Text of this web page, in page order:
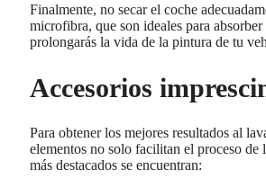
Finalmente, no secar el coche
microfibra, que son ideales para
prolongarás la vida de la pintura de tu
Accesorios
Para obtener los mejores resultados al
elementos no solo facilitan el proceso
más destacados se encuentran: